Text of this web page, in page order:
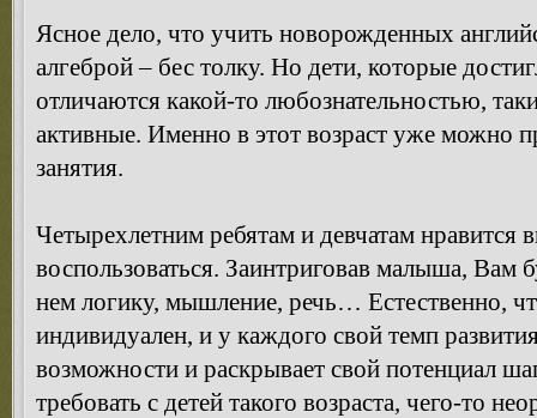
Ясное дело, что учить новорожденных
алгеброй – бес толку. Но дети, которые
отличаются какой-то любознательностью,
активные. Именно в этот возраст уже можно
занятия.
Четырехлетним ребятам и девчатам нравится
воспользоваться. Заинтриговав малыша, Вам
нем логику, мышление, речь… Естественно,
индивидуален, и у каждого свой темп
возможности и раскрывает свой потенциал
требовать с детей такого возраста, чего-то